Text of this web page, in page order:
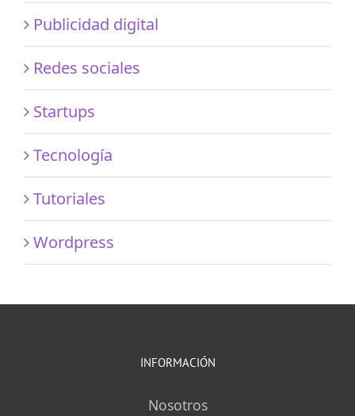
Publicidad digital
Redes sociales
Startups
Tecnología
Tutoriales
Wordpress
INFORMACIÓN
Nosotros